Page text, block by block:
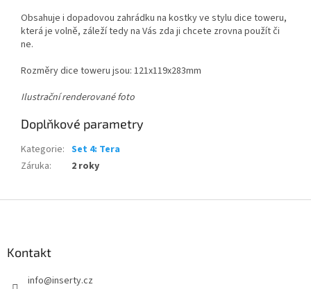
Obsahuje i dopadovou zahrádku na kostky ve stylu dice toweru,
která je volně, záleží tedy na Vás zda ji chcete zrovna použít či
ne.
Rozměry dice toweru jsou: 121x119x283mm
Ilustrační renderované foto
Doplňkové parametry
Kategorie: Set 4: Tera
Záruka: 2 roky
Kontakt
info@inserty.cz